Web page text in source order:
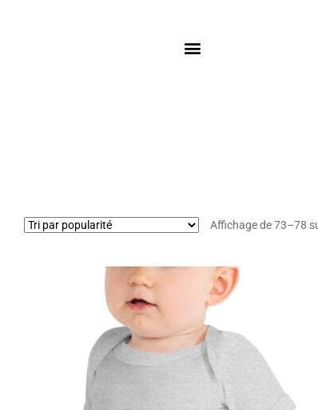
Affichage de 73–78